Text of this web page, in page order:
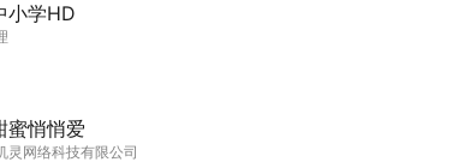
小学HD
蜜悄悄爱
灵网络科技有限公司